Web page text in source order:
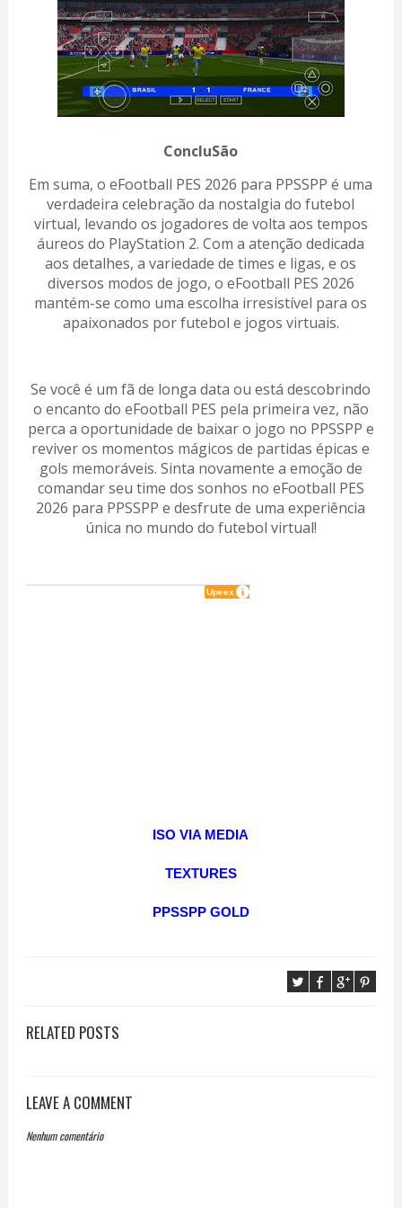
ConcluSão
Em suma, o eFootball PES 2026 para PPSSPP é uma
verdadeira celebração da nostalgia do futebol
virtual, levando os jogadores de volta aos tempos
áureos do PlayStation 2. Com a atenção dedicada
aos detalhes, a variedade de times e ligas, e os
diversos modos de jogo, o eFootball PES 2026
mantém-se como uma escolha irresistível para os
apaixonados por futebol e jogos virtuais.
Se você é um fã de longa data ou está descobrindo
o encanto do eFootball PES pela primeira vez, não
perca a oportunidade de baixar o jogo no PPSSPP e
reviver os momentos mágicos de partidas épicas e
gols memoráveis. Sinta novamente a emoção de
comandar seu time dos sonhos no eFootball PES
2026 para PPSSPP e desfrute de uma experiência
única no mundo do futebol virtual!
ISO VIA MEDIA
TEXTURES
PPSSPP GOLD
RELATED POSTS
LEAVE A COMMENT
Nenhum comentário